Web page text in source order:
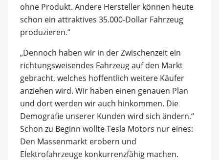
ohne Produkt. Andere Hersteller können heute
schon ein attraktives 35.000-Dollar Fahrzeug
produzieren.“
„Dennoch haben wir in der Zwischenzeit ein
richtungsweisendes Fahrzeug auf den Markt
gebracht, welches hoffentlich weitere Käufer
anziehen wird. Wir haben einen genauen Plan
und dort werden wir auch hinkommen. Die
Demografie unserer Kunden wird sich ändern.“
Schon zu Beginn wollte Tesla Motors nur eines:
Den Massenmarkt erobern und
Elektrofahrzeuge konkurrenzfähig machen.